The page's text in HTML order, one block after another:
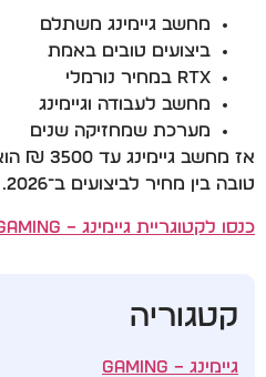
מחשב גיימינג משתלם
ביצועים טובים באמת
RTX במחיר נורמלי
מחשב לעבודה וגיימינג
מערכת שמחזיקה שנים
אז מחשב
טובה בין מחיר לביצועים ב־2026.
כנסו לקטוגריית גיימינג – Gaming
קטגוריה
גיימינג – Gaming